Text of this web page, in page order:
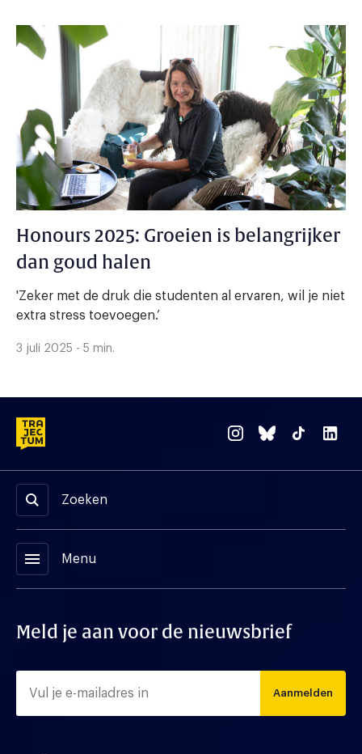
Honours 2025: Groeien is belangrijker
dan goud halen
'Zeker met de druk die studenten al ervaren, wil je niet
extra stress toevoegen.’
3 juli 2025 - 5 min.
Zoeken
menu Menu
Meld je aan voor de nieuwsbrief
Aanmelden